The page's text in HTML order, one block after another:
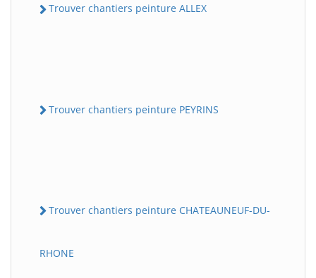
Trouver chantiers peinture ALLEX
Trouver chantiers peinture PEYRINS
Trouver chantiers peinture CHATEAUNEUF-DU-
RHONE